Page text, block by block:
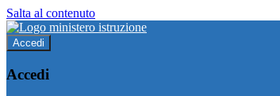
Salta al contenuto
Accedi
Accedi